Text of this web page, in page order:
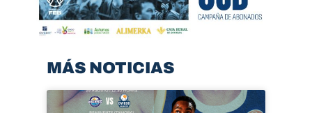
MÁS NOTICIAS